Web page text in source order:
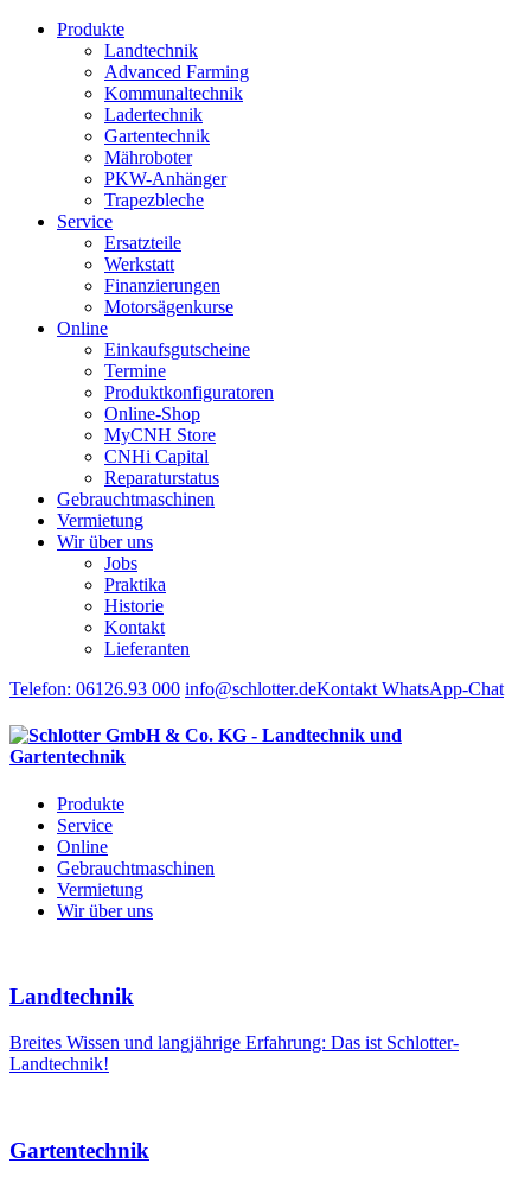
Produkte
Landtechnik
Advanced Farming
Kommunaltechnik
Ladertechnik
Gartentechnik
Mähroboter
PKW-Anhänger
Trapezbleche
Service
Ersatzteile
Werkstatt
Finanzierungen
Motorsägenkurse
Online
Einkaufsgutscheine
Termine
Produktkonfiguratoren
Online-Shop
MyCNH Store
CNHi Capital
Reparaturstatus
Gebrauchtmaschinen
Vermietung
Wir über uns
Jobs
Praktika
Historie
Kontakt
Lieferanten
Telefon: 06126.93 000 info@schlotter.deKontakt WhatsApp-Chat
Produkte
Service
Online
Gebrauchtmaschinen
Vermietung
Wir über uns
Landtechnik
Breites Wissen und langjährige Erfahrung: Das ist Schlotter-
Landtechnik!
Gartentechnik